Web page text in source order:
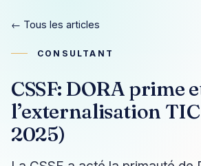
← Tous les articles
CONSULTANT
CSSF: DORA prime
l’externalisation
2025)